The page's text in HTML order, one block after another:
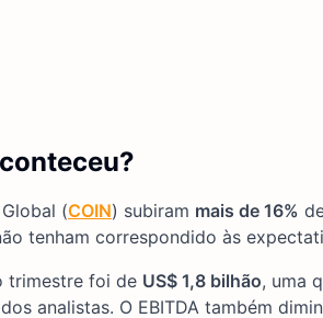
(COIN) subiram mais de 16%
tenham correspondido às
trimestre foi de US$ 1,8 bilhão, uma
analistas. O EBITDA também